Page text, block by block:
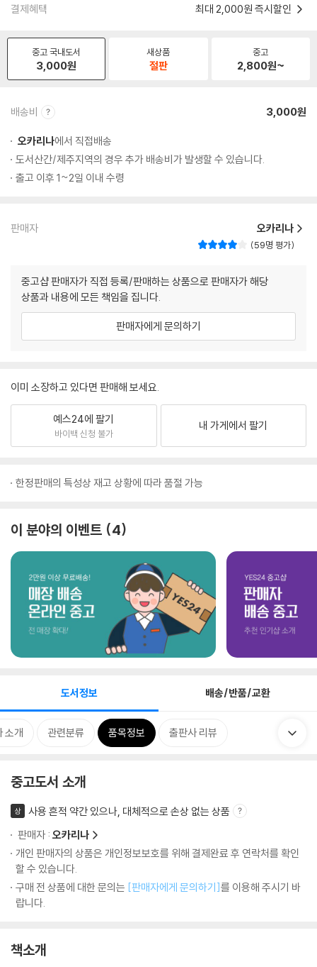
결제혜택 최대 2,000원 즉시할인
중고 국내도서
3,000원
새상품
절판
중고
2,800원~
배송비 3,000원
오카리나에서 직접배송
도서산간/제주지역의 경우 추가 배송비가 발생할 수 있습니다.
출고 이후 1~2일 이내 수령
판매자 오카리나
59명 평가
중고샵 판매자가 직접 등록/판매하는 상품으로 판매자가 해당
상품과 내용에 모든 책임을 집니다.
판매자에게 문의하기
이미 소장하고 있다면 판매해 보세요.
예스24에 팔기
바이백 신청 불가
내 가게에서 팔기
한정판매의 특성상 재고 상황에 따라 품절 가능
이 분야의 이벤트 4
도서정보 배송/반품/교환
소개 관련분류 품목정보 출판사 리뷰
중고도서 소개
상
사용 흔적 약간 있으나, 대체적으로 손상 없는 상품
판매자 : 오카리나
개인 판매자의 상품은 개인정보보호를 위해 결제완료 후 연락처를 확인
할 수 있습니다.
구매 전 상품에 대한 문의는 [판매자에게 문의하기]를 이용해 주시기 바
랍니다.
책소개